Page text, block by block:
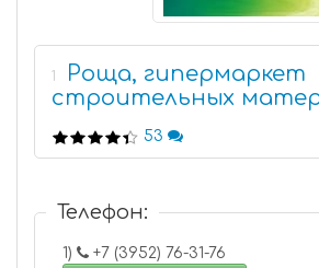
1
Роща, гипермаркет
строительных
53
Телефон:
1)
+7 (3952) 76-31-76